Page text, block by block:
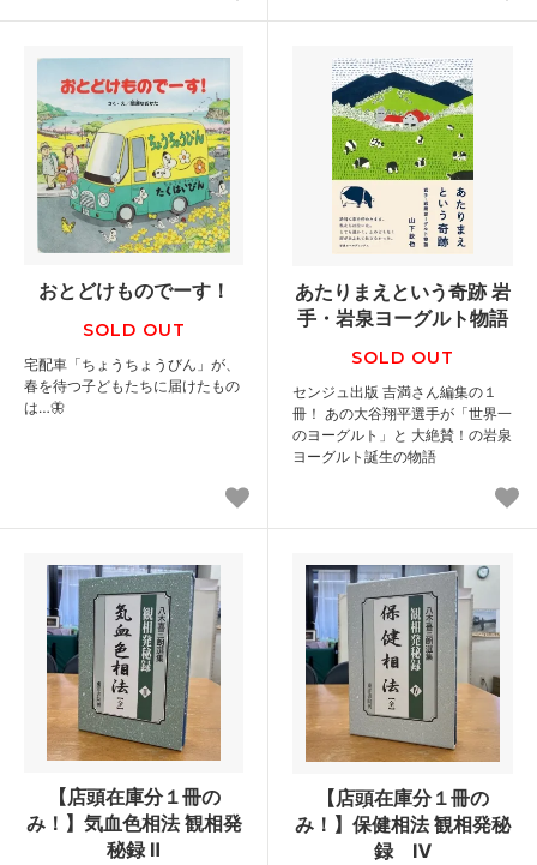
おとどけものでーす！
SOLD OUT
宅配車「ちょうちょうびん」が、
春を待つ子どもたちに届けたもの
は…🦋
あたりまえという奇跡 岩
手・岩泉ヨーグルト物語
SOLD OUT
センジュ出版 吉満さん編集の１
冊！ あの大谷翔平選手が「世界一
のヨーグルト」と 大絶賛！の岩泉
ヨーグルト誕生の物語
【店頭在庫分１冊の
み！】気血色相法 観相発
秘録 Ⅱ
【店頭在庫分１冊の
み！】保健相法 観相発秘
録 Ⅳ